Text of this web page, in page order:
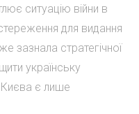
ситуацію війни в
для видання
зазнала стратегічної
українську
є лише